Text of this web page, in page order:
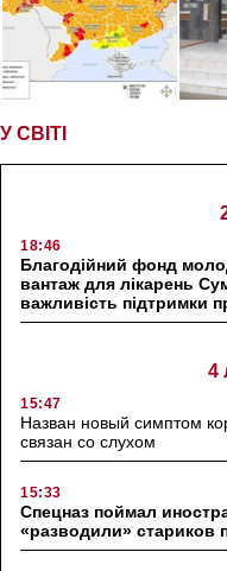
У СВІТІ
18:46
Благодійний фонд
вантаж для лікарень
важливість підтримки
4
15:47
Назван новый симптом
связан со слухом
15:33
Спецназ поймал
«разводили» стариков